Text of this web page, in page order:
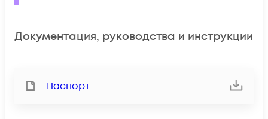
Документация, руководства и инструкции
Паспорт